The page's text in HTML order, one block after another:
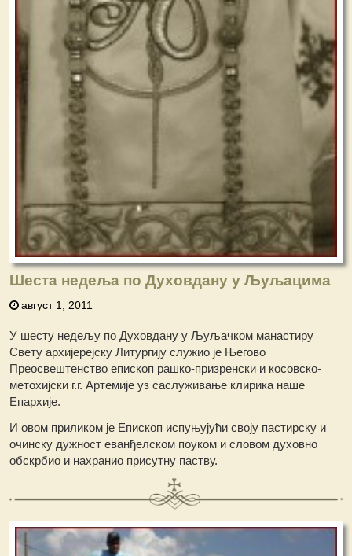
Шеста недеља по Духовдану у Љуљацима
август 1, 2011
У шесту недељу по Духовдану у Љуљачком манастиру
Свету архијерејску Литургију служио је Његово
Преосвештенство епископ рашко-призренски и косовско-
метохијски г.г. Артемије уз саслуживање клирика наше
Епархије.
И овом приликом је Епископ испуњујући своју пастирску и
очинску дужност еванђелском поуком и словом духовно
обскрбио и нахранио присутну паству.